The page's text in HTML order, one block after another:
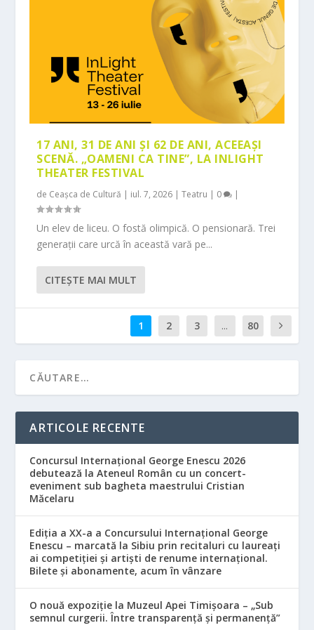
17 ANI, 31 DE ANI ȘI 62 DE ANI, ACEEAȘI
SCENĂ. „OAMENI CA TINE”, LA INLIGHT
THEATER FESTIVAL
de Ceașca de Cultură | iul. 7, 2026 |Teatru | 0 |
Un elev de liceu. O fostă olimpică. O pensionară. Trei
generații care urcă în această vară pe...
CITEŞTE MAI MULT
1 2 3 ... 80
ARTICOLE RECENTE
Concursul Internațional George Enescu 2026
debutează la Ateneul Român cu un concert-
eveniment sub bagheta maestrului Cristian
Măcelaru
Ediția a XX-a a Concursului Internațional George
Enescu – marcată la Sibiu prin recitaluri cu laureați
ai competiției și artiști de renume internațional.
Bilete și abonamente, acum în vânzare
O nouă expoziție la Muzeul Apei Timișoara – „Sub
semnul curgerii. Între transparență și permanență”